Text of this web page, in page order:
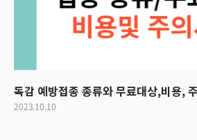
독감 예방접종 종류와 무료대상,비용,
2023.10.10